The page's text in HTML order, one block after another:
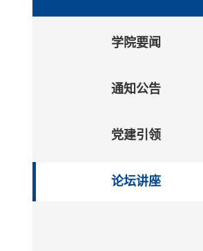
学院要闻
通知公告
党建引领
论坛讲座